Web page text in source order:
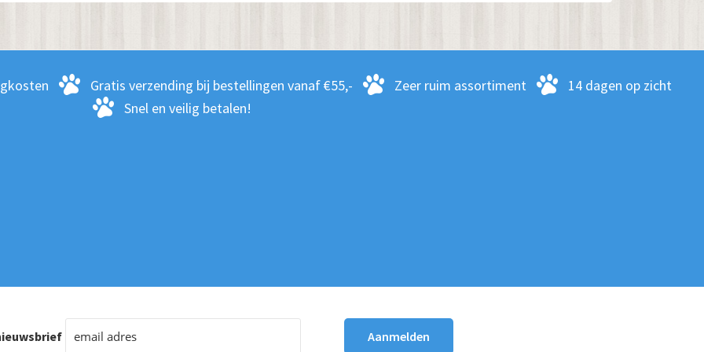
gekozen
worden
op
gekozen
worden
Gratis verzending bij bestellingen vanaf €55,- Zeer ruim assortiment
14 dagen op zicht
Snel en veilig betalen!